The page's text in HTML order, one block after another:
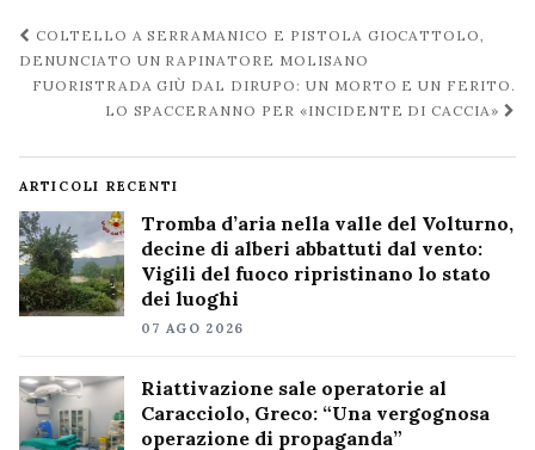
Navigazione
post
COLTELLO A SERRAMANICO E PISTOLA GIOCATTOLO,
DENUNCIATO UN RAPINATORE MOLISANO
FUORISTRADA GIÙ DAL DIRUPO: UN MORTO E UN FERITO.
LO SPACCERANNO PER «INCIDENTE DI CACCIA»
ARTICOLI RECENTI
Tromba d’aria nella valle del Volturno,
decine di alberi abbattuti dal vento:
Vigili del fuoco ripristinano lo stato
dei luoghi
07 AGO 2026
Riattivazione sale operatorie al
Caracciolo, Greco: “Una vergognosa
operazione di propaganda”